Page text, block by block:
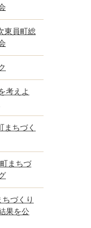
東員町総
考えよ
まちづく
まちづ
づくり
果を公